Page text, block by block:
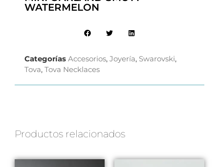
WATERMELON
Categorías Accesorios, Joyería, Swarovski,
Tova, Tova Necklaces
Productos relacionados